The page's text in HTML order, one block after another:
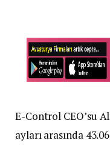
E-Control CEO’su
ayları arasında